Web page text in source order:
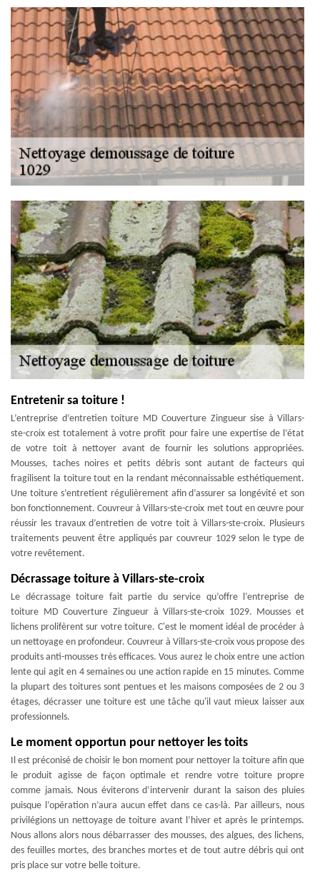
Entretenir sa toiture !
L’entreprise d’entretien toiture MD Couverture Zingueur sise à Villars-
ste-croix est totalement à votre profit pour faire une expertise de l’état
de votre toit à nettoyer avant de fournir les solutions appropriées.
Mousses, taches noires et petits débris sont autant de facteurs qui
fragilisent la toiture tout en la rendant méconnaissable esthétiquement.
Une toiture s’entretient régulièrement afin d’assurer sa longévité et son
bon fonctionnement. Couvreur à Villars-ste-croix met tout en œuvre pour
réussir les travaux d’entretien de votre toit à Villars-ste-croix. Plusieurs
traitements peuvent être appliqués par couvreur 1029 selon le type de
votre revêtement.
Décrassage toiture à Villars-ste-croix
Le décrassage toiture fait partie du service qu’offre l’entreprise de
toiture MD Couverture Zingueur à Villars-ste-croix 1029. Mousses et
lichens prolifèrent sur votre toiture. C'est le moment idéal de procéder à
un nettoyage en profondeur. Couvreur à Villars-ste-croix vous propose des
produits anti-mousses très efficaces. Vous aurez le choix entre une action
lente qui agit en 4 semaines ou une action rapide en 15 minutes. Comme
la plupart des toitures sont pentues et les maisons composées de 2 ou 3
étages, décrasser une toiture est une tâche qu'il vaut mieux laisser aux
professionnels.
Le moment opportun pour nettoyer les toits
Il est préconisé de choisir le bon moment pour nettoyer la toiture afin que
le produit agisse de façon optimale et rendre votre toiture propre
comme jamais. Nous éviterons d’intervenir durant la saison des pluies
puisque l’opération n’aura aucun effet dans ce cas-là. Par ailleurs, nous
privilégions un nettoyage de toiture avant l’hiver et après le printemps.
Nous allons alors nous débarrasser des mousses, des algues, des lichens,
des feuilles mortes, des branches mortes et de tout autre débris qui ont
pris place sur votre belle toiture.